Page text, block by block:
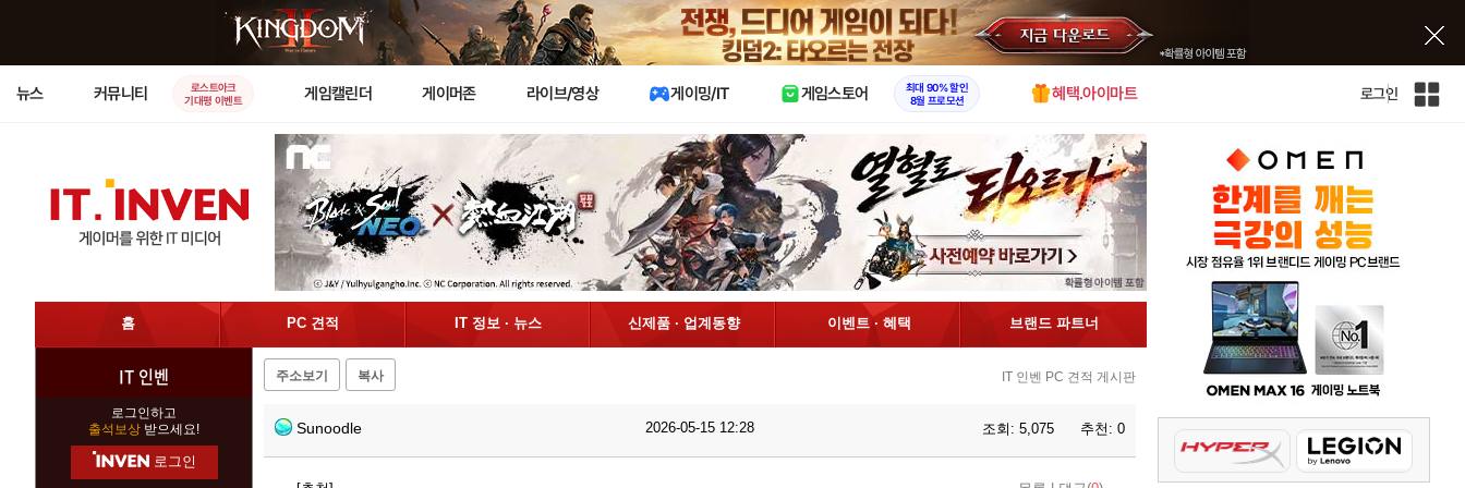
X
뉴스 커뮤니티
로스트아크
기대평 이벤트
게임캘린더 게이머존 라이브/영상 게이밍/IT 게임스토어
최대 90% 할인
8월 프로모션
혜택.아이마트 로그인
인
홈 PC 견적 IT 정보 · 뉴스 신제품 · 업계동향 이벤트 · 혜택 브랜드 파트너
IT 인벤
로그인하고
출석보상 받으세요!
로그인
주소보기 복사 IT 인벤 PC 견적 게시판
Sunoodle 2026-05-15 12:28 조회: 5,075 추천: 0